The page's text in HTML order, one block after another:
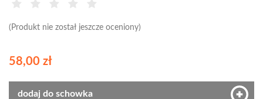
(Produkt nie został jeszcze oceniony)
58,00 zł
dodaj do schowka